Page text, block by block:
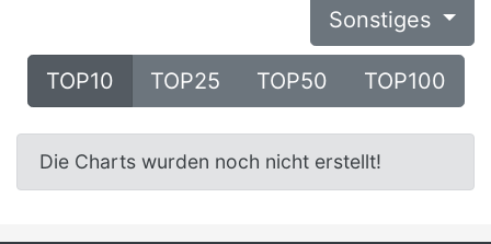
Sonstiges
TOP10 TOP25 TOP50 TOP100
Die Charts wurden noch nicht erstellt!